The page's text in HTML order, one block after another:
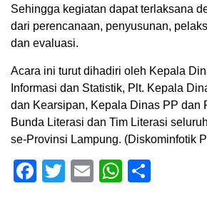
Sehingga kegiatan dapat terlaksana
dari perencanaan, penyusunan,
dan evaluasi.
Acara ini turut dihadiri oleh Kepala
Informasi dan Statistik, Plt. Kepala
dan Kearsipan, Kepala Dinas PP dan
Bunda Literasi dan Tim Literasi
se-Provinsi Lampung. (Diskominfotik
Facebook
Twitter
Email